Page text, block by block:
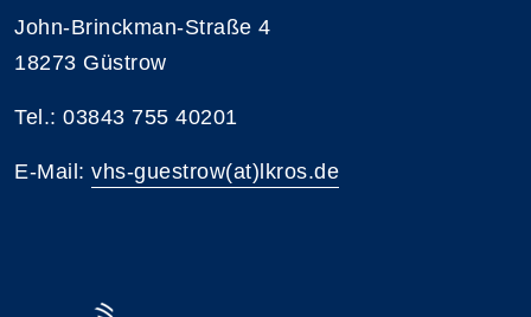
John-Brinckman-Straße 4
18273 Güstrow
Tel.: 03843 755 40201
E-Mail: vhs-guestrow(at)lkros.de